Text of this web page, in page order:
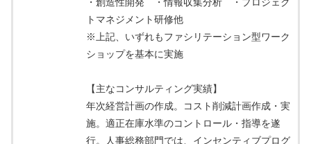
トマネジメント研修他
※上記、いずれもファシリテーション型ワーク
ショップを基本に実施
【主なコンサルティング実績】
年次経営計画の作成。コスト削減計画作成・実
施。適正在庫水準のコントロール・指導を遂
行。人事総務部門では、インセンティブプログ